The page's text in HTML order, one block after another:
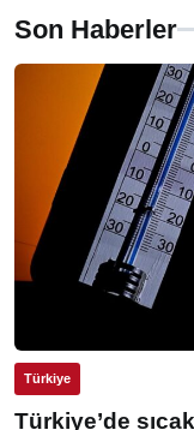
Son Haberler
Türkiye
Türkiye’de